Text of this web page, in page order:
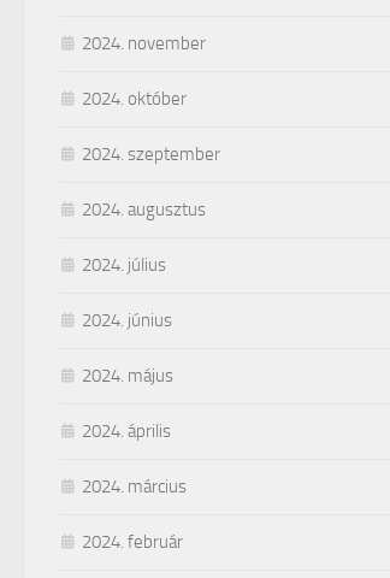
2024. november
2024. október
2024. szeptember
2024. augusztus
2024. július
2024. június
2024. május
2024. április
2024. március
2024. február